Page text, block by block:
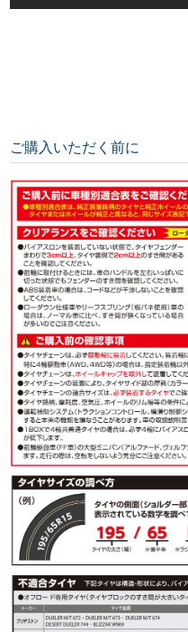
ご購入いただく前に